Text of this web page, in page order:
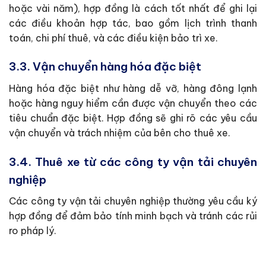
hoặc vài năm), hợp đồng là cách tốt nhất để ghi lại
các điều khoản hợp tác, bao gồm lịch trình thanh
toán, chi phí thuê, và các điều kiện bảo trì xe.
3.3. Vận chuyển hàng hóa đặc biệt
Hàng hóa đặc biệt như hàng dễ vỡ, hàng đông lạnh
hoặc hàng nguy hiểm cần được vận chuyển theo các
tiêu chuẩn đặc biệt. Hợp đồng sẽ ghi rõ các yêu cầu
vận chuyển và trách nhiệm của bên cho thuê xe.
3.4. Thuê xe từ các công ty vận tải chuyên
nghiệp
Các công ty vận tải chuyên nghiệp thường yêu cầu ký
hợp đồng để đảm bảo tính minh bạch và tránh các rủi
ro pháp lý.